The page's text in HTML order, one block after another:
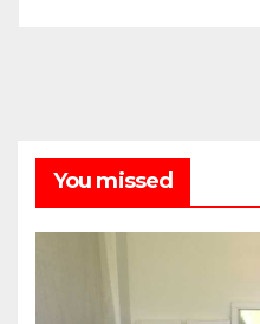
You missed